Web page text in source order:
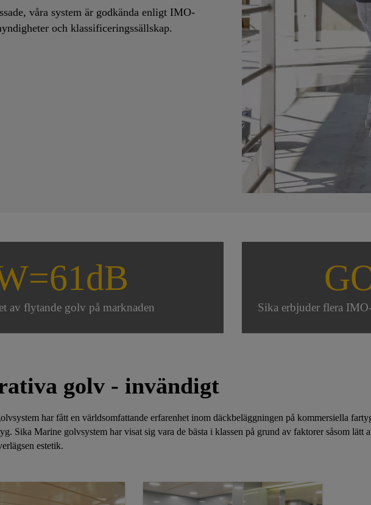
våra system är godkända enligt IMO-
och klassificeringssällskap.
av flytande golv på marknaden Sika erbjuder flera
golv - invändigt
har fått en världsomfattande erfarenhet inom däckbeläggningen på kommersiella
Sika Marine golvsystem har visat sig vara de bästa i klassen på grund av faktorer såsom lätt
estetik.